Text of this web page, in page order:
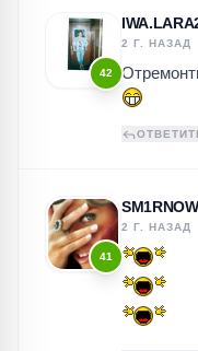
42
2 Г. НАЗАД
41
2 Г. НАЗАД